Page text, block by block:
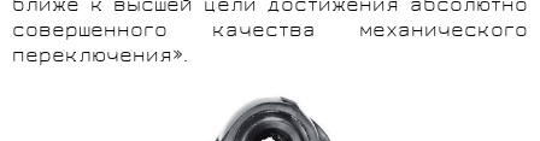
ближе к высшей цели достижения абсолютно
совершенного качества механического
переключения».